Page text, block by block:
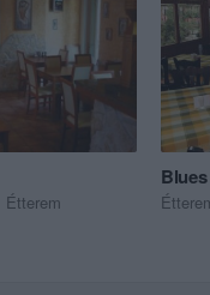
Étterem